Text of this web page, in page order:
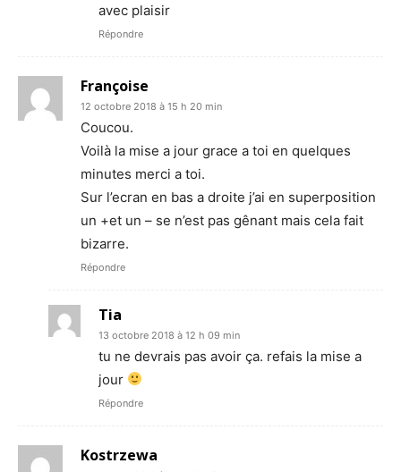
avec plaisir
Répondre
Françoise
12 octobre 2018 à 15 h 20 min
Coucou.
Voilà la mise a jour grace a toi en quelques
minutes merci a toi.
Sur l’ecran en bas a droite j’ai en superposition
un +et un – se n’est pas gênant mais cela fait
bizarre.
Répondre
Tia
13 octobre 2018 à 12 h 09 min
tu ne devrais pas avoir ça. refais la mise a
jour
Répondre
Kostrzewa